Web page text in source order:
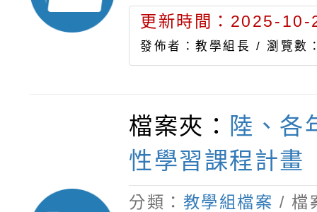
更新時間：2025-
發佈者：教學組長 /瀏覽數
檔案夾： 陸、各
性學習課程計畫
分類： 教學組檔案 / 檔